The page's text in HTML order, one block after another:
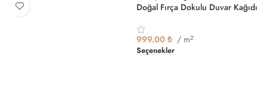
Doğal Fırça Dokulu Duvar Kağıdı
999.00 ₺ / m2
Seçenekler